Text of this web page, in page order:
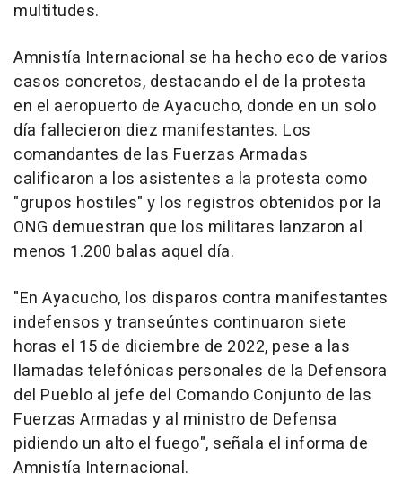
multitudes.
Amnistía Internacional se ha hecho eco de varios
casos concretos, destacando el de la protesta
en el aeropuerto de Ayacucho, donde en un solo
día fallecieron diez manifestantes. Los
comandantes de las Fuerzas Armadas
calificaron a los asistentes a la protesta como
"grupos hostiles" y los registros obtenidos por la
ONG demuestran que los militares lanzaron al
menos 1.200 balas aquel día.
"En Ayacucho, los disparos contra manifestantes
indefensos y transeúntes continuaron siete
horas el 15 de diciembre de 2022, pese a las
llamadas telefónicas personales de la Defensora
del Pueblo al jefe del Comando Conjunto de las
Fuerzas Armadas y al ministro de Defensa
pidiendo un alto el fuego", señala el informa de
Amnistía Internacional.